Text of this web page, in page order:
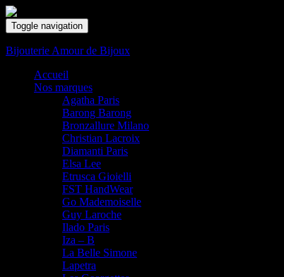
Toggle navigation
Bijouterie Amour de Bijoux
Accueil
Nos marques
Agatha Paris
Barong Barong
Bronzallure Milano
Christian Lacroix
Diamanti Paris
Elsa Lee
Etrusca Gioielli
FST HandWear
Go Mademoiselle
Guy Laroche
Ilado Paris
Iza – B
La Belle Simone
Lapetra